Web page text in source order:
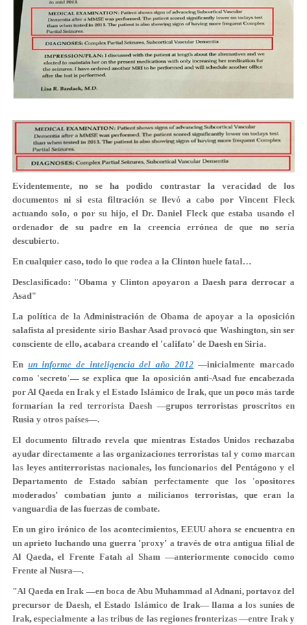
Evidentemente, no se ha podido contrastar la veracidad de los
documentos ni si esta filtración se llevó a cabo por Vincent Fleck
actuando solo, o por su hijo, el Dr. Daniel Fleck que estaba usando el
ordenador de su padre en la creencia errónea de que no sería
descubierto.
En cualquier caso, todo lo que rodea a la Clinton huele fatal…
Desclasificado: "Obama y Clinton apoyaron a Daesh para derrocar a
Asad"
La política de la Administración de Obama de apoyar a la oposición
salafista al presidente sirio Bashar Asad provocó que Washington, sin ser
consciente de ello, acabara creando el 'califato' de Daesh en Siria.
En un informe de inteligencia del año 2012 —inicialmente marcado
como 'secreto'— se explica que la oposición anti-Asad fue encabezada
por Al Qaeda en Irak y el Estado Islámico de Irak, que un poco más tarde
formarían la red terrorista Daesh —grupos terroristas proscritos en
Rusia y otros países—.
El documento filtrado revela que mientras Estados Unidos rechazaba
ayudar directamente a las organizaciones terroristas tal y como marcan
las leyes antiterroristas nacionales, los funcionarios del Pentágono y el
Departamento de Estado sabían perfectamente que los 'opositores
moderados' combatían junto a milicianos terroristas, que eran la
vanguardia de las fuerzas de combate.
En un giro irónico de los acontecimientos, EEUU ahora se encuentra en
un aprieto luchando una guerra 'proxy' a través de otra antigua filial de
Al Qaeda, el Frente Fatah al Sham —anteriormente conocido como
Frente al Nusra—.
"Al Qaeda en Irak —en boca de Abu Muhammad al Adnani, portavoz del
precursor de Daesh, el Estado Islámico de Irak— llama a los suníes de
Irak, especialmente a las tribus de las regiones fronterizas —entre Irak y